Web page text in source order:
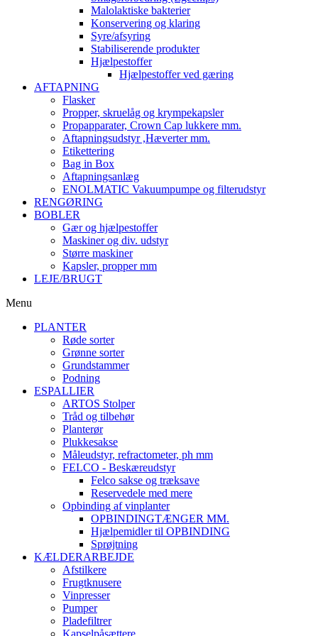
Malolaktiske bakterier
Konservering og klaring
Syre/afsyring
Stabiliserende produkter
Hjælpestoffer
Hjælpestoffer ved gæring
AFTAPNING
Flasker
Propper, skruelåg og krympekapsler
Propapparater, Crown Cap lukkere mm.
Aftapningsudstyr ,Hæverter mm.
Etikettering
Bag in Box
Aftapningsanlæg
ENOLMATIC Vakuumpumpe og filterudstyr
RENGØRING
BOBLER
Gær og hjælpestoffer
Maskiner og div. udstyr
Større maskiner
Kapsler, propper mm
LEJE/BRUGT
Menu
PLANTER
Røde sorter
Grønne sorter
Grundstammer
Podning
ESPALLIER
ARTOS Stolper
Tråd og tilbehør
Planterør
Plukkesakse
Måleudstyr, refractometer, ph mm
FELCO - Beskæreudstyr
Felco sakse og træksave
Reservedele med mere
Opbinding af vinplanter
OPBINDINGTÆNGER MM.
Hjælpemidler til OPBINDING
Sprøjtning
KÆLDERARBEJDE
Afstilkere
Frugtknusere
Vinpresser
Pumper
Pladefiltrer
Kapselpåsættere